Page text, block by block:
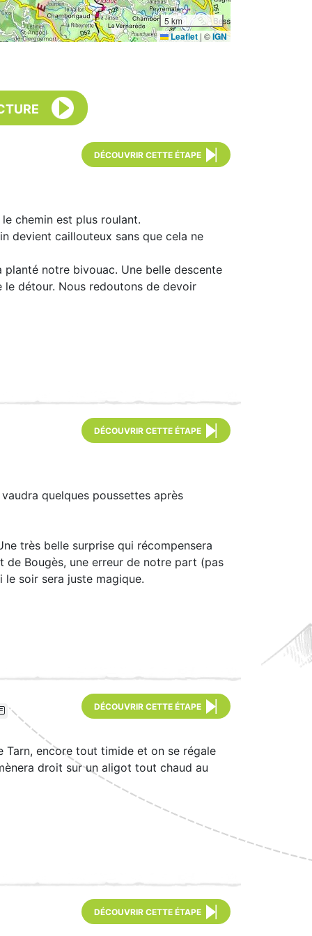
5 km
Leaflet | ©IGN
DÉCOUVRIR CETTE ÉTAPE
chemin est plus roulant.
devient caillouteux sans que cela ne
notre bivouac. Une belle descente
détour. Nous redoutons de devoir
DÉCOUVRIR CETTE ÉTAPE
quelques poussettes après
très belle surprise qui récompensera
Bougès, une erreur de notre part (pas
soir sera juste magique.
DÉCOUVRIR CETTE ÉTAPE
Tarn, encore tout timide et on se régale
droit sur un aligot tout chaud au
DÉCOUVRIR CETTE ÉTAPE